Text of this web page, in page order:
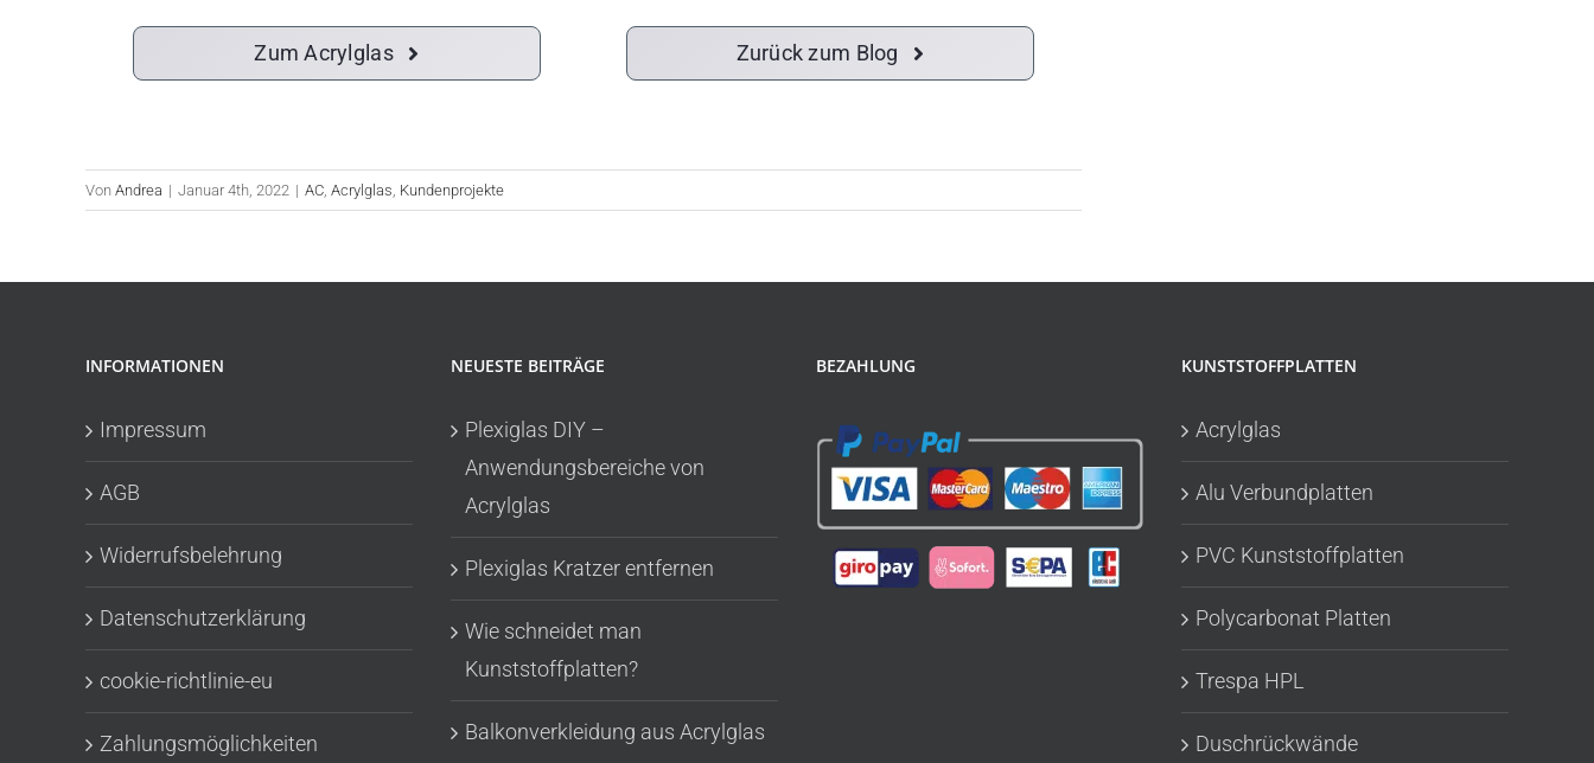
Zum Acrylglas Zurück zum Blog
Von Andrea | Januar 4th, 2022 | AC, Acrylglas, Kundenprojekte
INFORMATIONEN
Impressum
AGB
Widerrufsbelehrung
Datenschutzerklärung
cookie-richtlinie-eu
Zahlungsmöglichkeiten
NEUESTE BEITRÄGE
Plexiglas DIY –
Anwendungsbereiche von
Acrylglas
Plexiglas Kratzer entfernen
Wie schneidet man
Kunststoffplatten?
Balkonverkleidung aus Acrylglas
BEZAHLUNG KUNSTSTOFFPLATTEN
Acrylglas
Alu Verbundplatten
PVC Kunststoffplatten
Polycarbonat Platten
Trespa HPL
Duschrückwände